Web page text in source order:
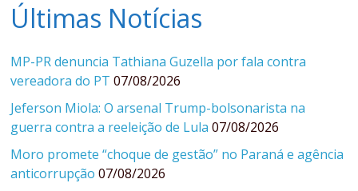
Últimas Notícias
MP-PR denuncia Tathiana Guzella por fala contra
vereadora do PT 07/08/2026
Jeferson Miola: O arsenal Trump-bolsonarista na
guerra contra a reeleição de Lula 07/08/2026
Moro promete “choque de gestão” no Paraná e agência
anticorrupção 07/08/2026